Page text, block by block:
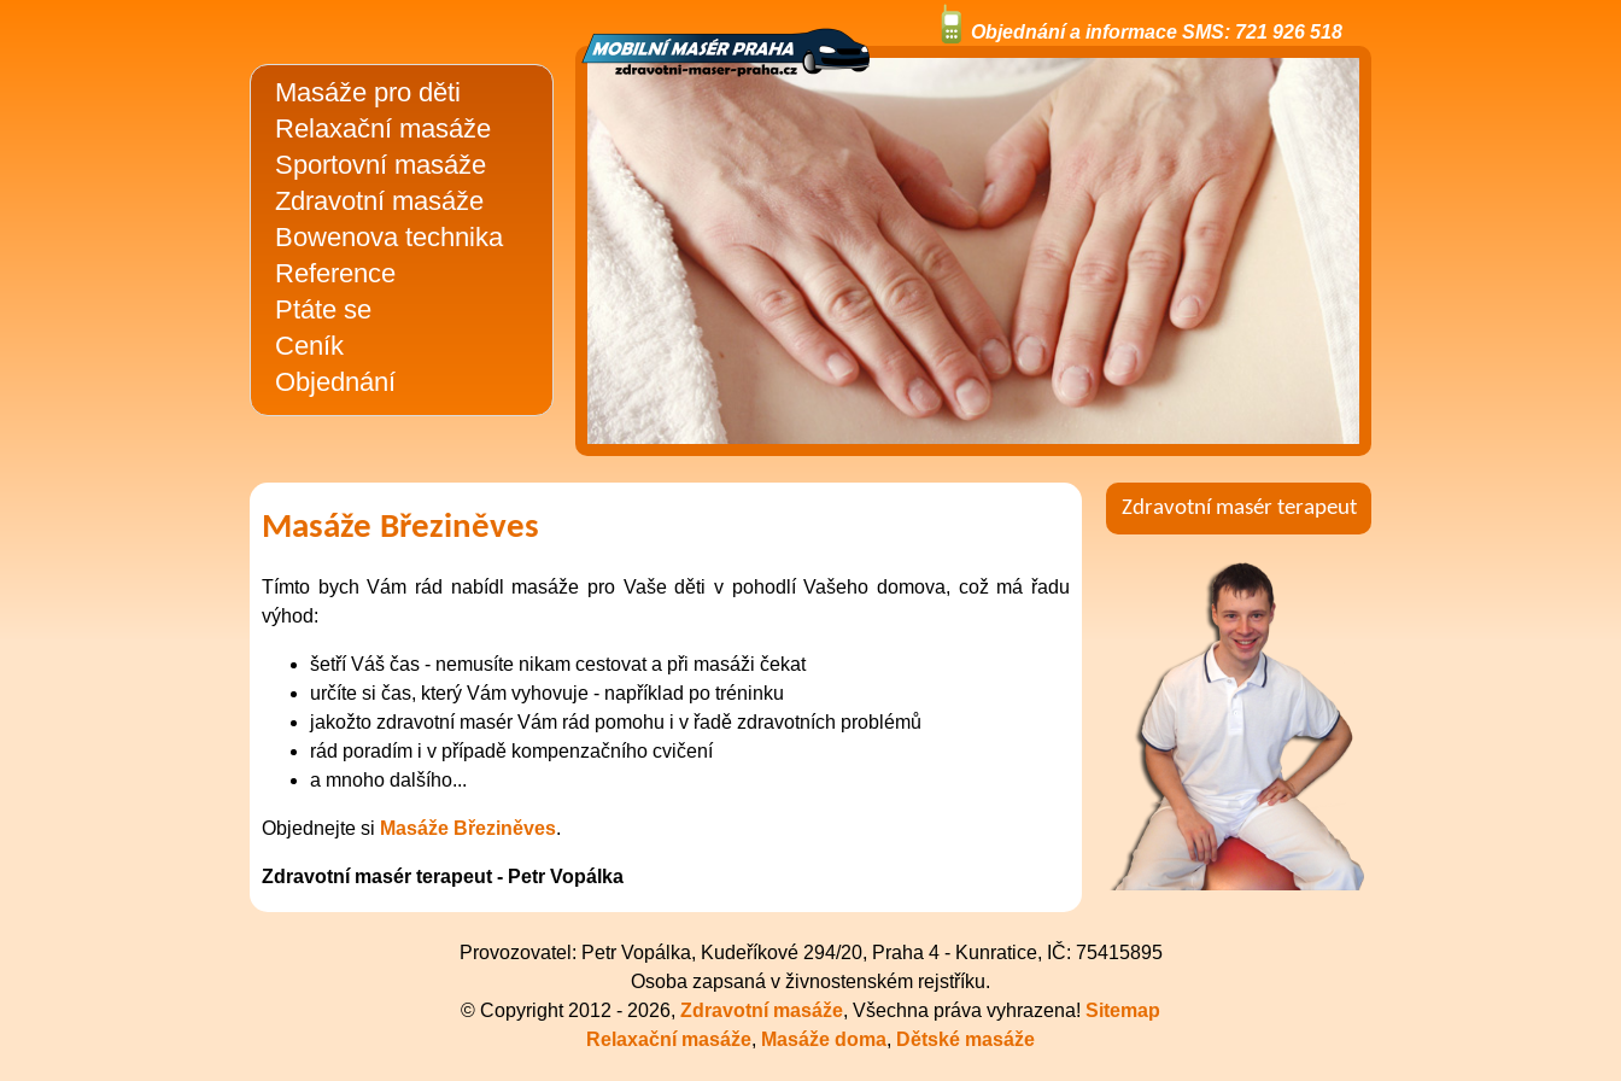
Masáže pro děti
Relaxační masáže
Sportovní masáže
Zdravotní masáže
Bowenova technika
Reference
Ptáte se
Ceník
Objednání
Objednání a informace SMS: 721 926 518
Masáže Březiněves
Tímto bych Vám rád nabídl masáže pro Vaše děti v pohodlí Vašeho domova, což má řadu
výhod:
šetří Váš čas - nemusíte nikam cestovat a při masáži čekat
určíte si čas, který Vám vyhovuje - například po tréninku
jakožto zdravotní masér Vám rád pomohu i v řadě zdravotních problémů
rád poradím i v případě kompenzačního cvičení
a mnoho dalšího...
Objednejte si Masáže Březiněves.
Zdravotní masér terapeut - Petr Vopálka
Zdravotní masér terapeut
Provozovatel: Petr Vopálka, Kudeříkové 294/20, Praha 4 - Kunratice, IČ: 75415895
Osoba zapsaná v živnostenském rejstříku.
© Copyright 2012 - 2026, Zdravotní masáže, Všechna práva vyhrazena! Sitemap
Relaxační masáže, Masáže doma, Dětské masáže